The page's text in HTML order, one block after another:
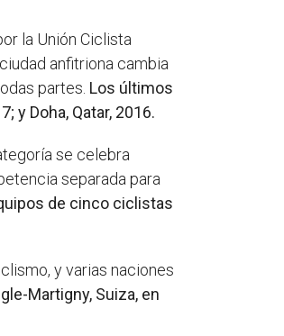
la Unión Ciclista
anfitriona cambia
partes. Los últimos
y Doha, Qatar, 2016.
se celebra
separada para
de cinco ciclistas
y varias naciones
Martigny, Suiza, en